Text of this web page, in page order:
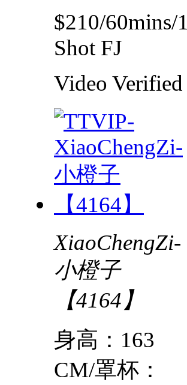
$210/60mins/1
Shot FJ
Video Verified
XiaoChengZi-
小橙子
【4164】
身高：163
CM/罩杯：